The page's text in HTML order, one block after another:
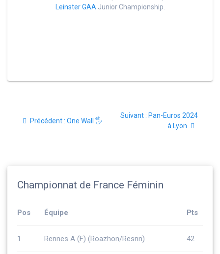
Leinster GAAJunior Championship.
de
Précédent : Article
One Wall 🖐️
Suivant : Article
suivant
Pan-Euros 2024
à Lyon
Championnat de France Féminin
Pos Équipe Pts
1 Rennes A (F) (Roazhon/Resnn) 42